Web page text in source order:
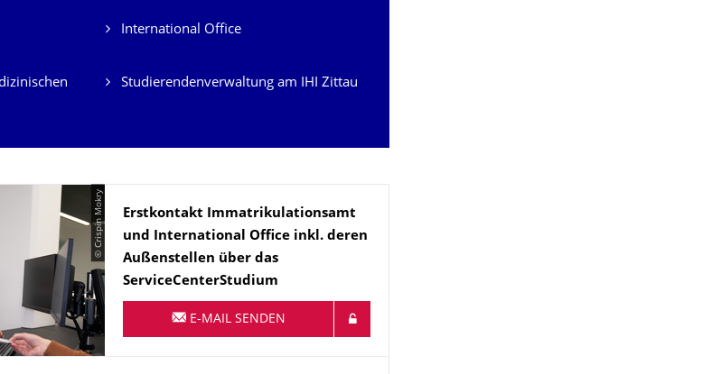
International Office
Studierendenverwaltung am IHI Zittau
© Crispin Mokry Name
Erstkontakt Immatrikulati­onsamt
und International Office inkl. deren
Außenstellen über das
ServiceCenterStudium
E-MAIL SENDEN